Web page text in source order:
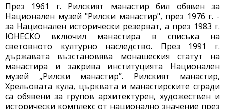
През 1961 г. Рилският манастир бил обявен за
Национален музей "Рилски манастир", през 1976 г. -
за Национален исторически резерват, а през 1983 г.
ЮНЕСКО включил манастира в списъка на
световното културно наследство. През 1991 г.
държавата възстановява монашеския статут на
манастира и закрива институцията Национален
музей „Рилски манастир”. Рилският манастир,
Хрельовата кула, църквата и манастирските сгради
са обявени за групов архитектурен, художествен и
исторически комплекс от национално значение през